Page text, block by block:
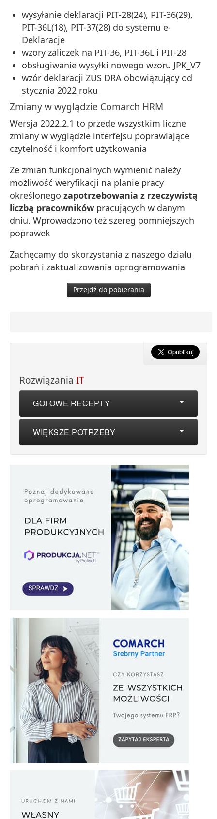
wysyłanie deklaracji PIT-28(24), PIT-36(29),
PIT-36L(18), PIT-37(28) do systemu e-
Deklaracje
wzory zaliczek na PIT-36, PIT-36L i PIT-28
obsługiwanie wysyłki nowego wzoru JPK_V7
wzór deklaracji ZUS DRA obowiązujący od
stycznia 2022 roku
Zmiany w wyglądzie Comarch HRM
Wersja 2022.2.1 to przede wszystkim liczne
zmiany w wyglądzie interfejsu poprawiające
czytelność i komfort użytkowania
Ze zmian funkcjonalnych wymienić należy
możliwość weryfikacji na planie pracy
określonego zapotrzebowania z rzeczywistą
liczbą pracowników pracujących w danym
dniu. Wprowadzono też szereg pomniejszych
poprawek
Zachęcamy do skorzystania z naszego działu
pobrań i zaktualizowania oprogramowania
Przejdź do pobierania
Rozwiązania IT
GOTOWE RECEPTY
WIĘKSZE POTRZEBY